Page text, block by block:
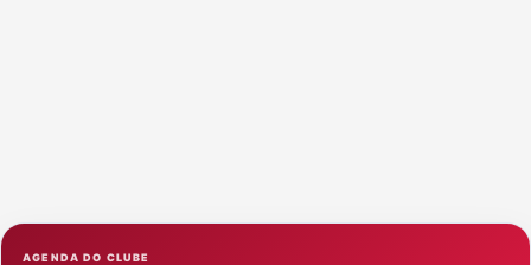
AGENDA DO CLUBE